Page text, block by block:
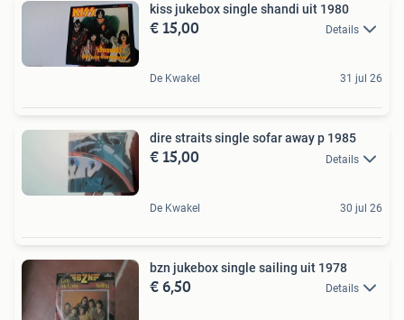
kiss jukebox single shandi uit 1980
€ 15,00 Details
De Kwakel 31 jul 26
dire straits single sofar away p 1985
€ 15,00 Details
De Kwakel 30 jul 26
bzn jukebox single sailing uit 1978
€ 6,50 Details